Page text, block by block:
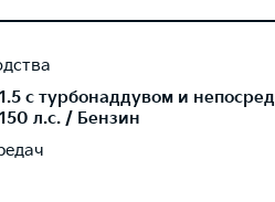
1.5 с турбонаддувом и
150 л.с. / Бензин